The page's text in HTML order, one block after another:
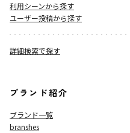
利用シーンから探す
ユーザー投稿から探す
詳細検索で探す
ブランド紹介
ブランド一覧
branshes